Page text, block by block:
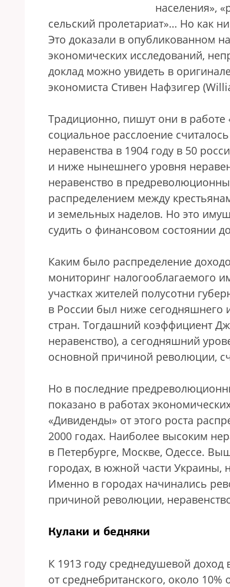
населения»,
сельский пролетариат»… Но как
Это доказали в опубликованном
экономических исследований,
доклад можно увидеть в
экономиста Стивен Нафзигер
Традиционно, пишут они в работе
социальное расслоение
неравенства в 1904 году в 50
и ниже нынешнего уровня
неравенство в
распределением между
и земельных наделов. Но это
судить о финансовом состоянии
Каким было распределение
мониторинг налогооблагаемого
участках жителей полусотни
в России был ниже сегодняшнего
стран. Тогдашний коэффициент
неравенство), а сегодняшний
основной причиной революции,
Но в последние
показано в работах
«Дивиденды» от этого роста
2000 годах. Наиболее высоким
в Петербурге, Москве, Одессе.
городах, в южной части Украины,
Именно в городах начинались
причиной революции,
Кулаки и бедняки
К 1913 году среднедушевой доход
от среднебританского, около